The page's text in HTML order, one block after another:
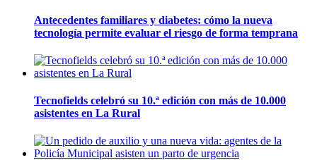
Antecedentes familiares y diabetes: cómo la nueva
tecnología permite evaluar el riesgo de forma temprana
Tecnofields celebró su 10.ª edición con más de 10.000
asistentes en La Rural